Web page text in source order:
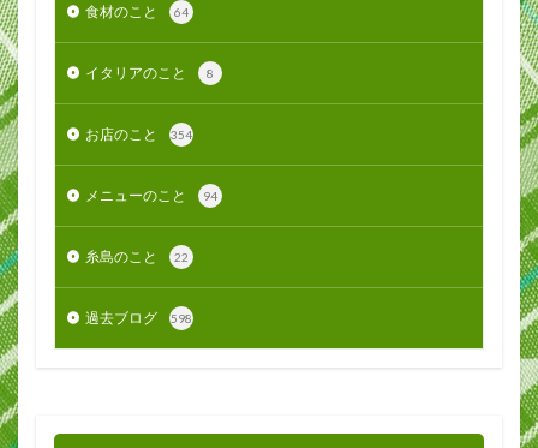
食材のこと 64
イタリアのこと 8
お店のこと 354
メニューのこと 94
糸島のこと 22
過去ブログ 598